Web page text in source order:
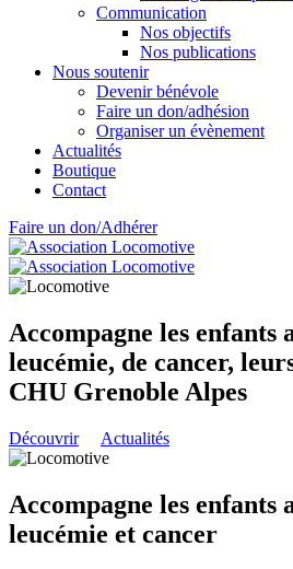
Communication
Nos objectifs
Nos publications
Nous soutenir
Devenir bénévole
Faire un don/adhésion
Organiser un évènement
Actualités
Boutique
Contact
Faire un don/Adhérer
Accompagne les enfants
leucémie, de cancer,
CHU Grenoble Alpes
Découvrir Actualités
Accompagne les enfants
leucémie et cancer